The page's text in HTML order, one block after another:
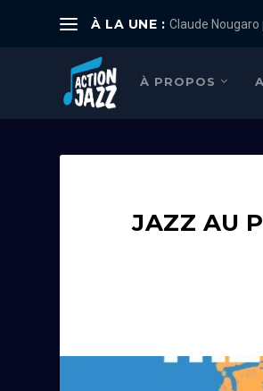
À LA UNE : Claude Nougaro
À PROPOS
JAZZ AU